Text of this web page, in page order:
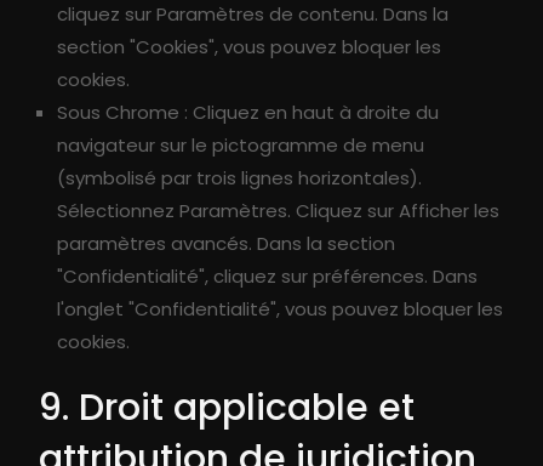
cliquez sur Paramètres de contenu. Dans la
section "Cookies", vous pouvez bloquer les
cookies.
Sous Chrome : Cliquez en haut à droite du
navigateur sur le pictogramme de menu
(symbolisé par trois lignes horizontales).
Sélectionnez Paramètres. Cliquez sur Afficher les
paramètres avancés. Dans la section
"Confidentialité", cliquez sur préférences. Dans
l'onglet "Confidentialité", vous pouvez bloquer les
cookies.
9. Droit applicable et